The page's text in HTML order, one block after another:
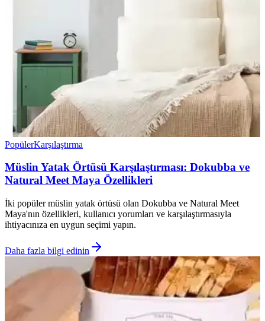
PopülerKarşılaştırma
Müslin Yatak Örtüsü Karşılaştırması: Dokubba ve
Natural Meet Maya Özellikleri
İki popüler müslin yatak örtüsü olan Dokubba ve Natural Meet
Maya'nın özellikleri, kullanıcı yorumları ve karşılaştırmasıyla
ihtiyacınıza en uygun seçimi yapın.
Daha fazla bilgi edinin